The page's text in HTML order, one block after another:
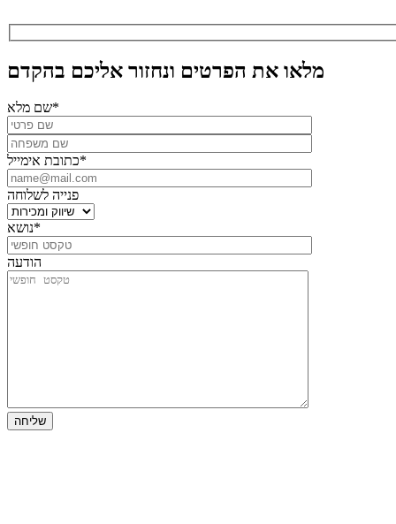
מלאו את הפרטים ונחזור אליכם בהקדם
שם מלא*
כתובת אימייל*
פנייה לשלוחה
נושא*
הודעה